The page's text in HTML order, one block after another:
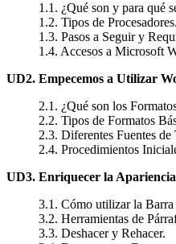
1.1. ¿Qué son y para qué
1.2. Tipos de Procesadores.
1.3. Pasos a Seguir y
1.4. Accesos a Microsoft
UD2. Empecemos a Utilizar
2.1. ¿Qué son los
2.2. Tipos de Formatos
2.3. Diferentes Fuentes de
2.4. Procedimientos
UD3. Enriquecer la
3.1. Cómo utilizar la Barra
3.2. Herramientas de
3.3. Deshacer y Rehacer.